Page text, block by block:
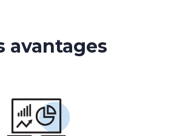
avantages